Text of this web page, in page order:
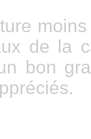
de la
bon